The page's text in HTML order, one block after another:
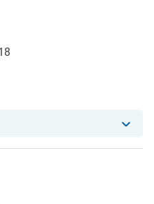
店已对 Lixue K. 的评论作出回